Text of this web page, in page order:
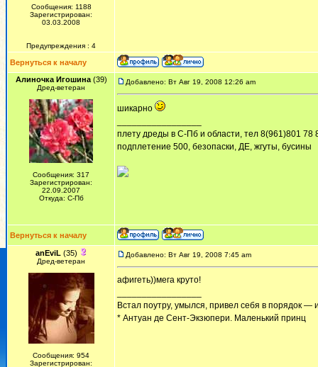
Сообщения: 1188
Зарегистрирован:
03.03.2008
Предупреждения : 4
Вернуться к началу
Алиночка Игошина(39)
Дред-ветеран
Сообщения: 317
Зарегистрирован:
22.09.2007
Откуда: С-Пб
Добавлено: Вт Авг 19, 2008 12:26 am
шикарно
плету дреды в С-Пб и области, тел 8(961)801 78
подплетение 500, безопаски, ДЕ, жгуты, бусины
Вернуться к началу
anEviL (35)
Дред-ветеран
Сообщения: 954
Зарегистрирован:
Добавлено: Вт Авг 19, 2008 7:45 am
афигеть))мега круто!
Встал поутру, умылся, привел себя в порядок —
* Антуан де Сент-Экзюпери. Маленький принц